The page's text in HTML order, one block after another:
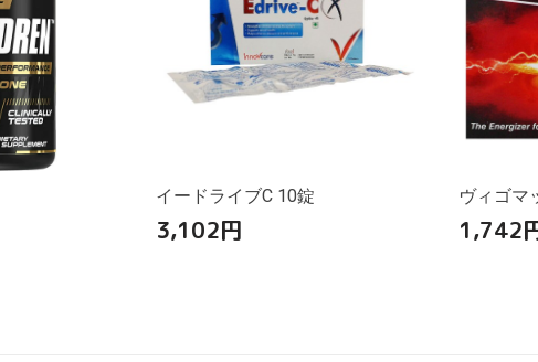
イードライブC 10錠
3,102円
ヴィゴマ
1,742